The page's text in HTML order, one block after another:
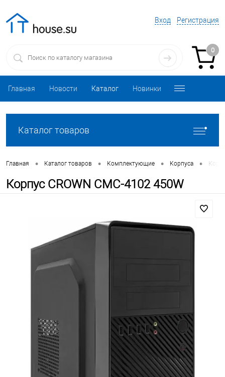
Вход Регистрация
0
Главная Новости Каталог Новинки
Каталог товаров
Главная • Каталог товаров • Комплектующие • Корпуса •
Корпус CROWN CMC-4102 450W